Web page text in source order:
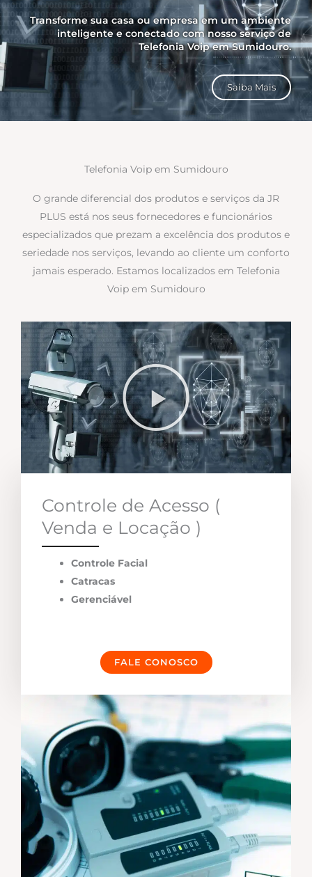
Transforme sua casa ou empresa em um ambiente
inteligente e conectado com nosso serviço de
Telefonia Voip em Sumidouro.
Saiba Mais
Telefonia Voip em Sumidouro
O grande diferencial dos produtos e serviços da JR
PLUS está nos seus fornecedores e funcionários
especializados que prezam a excelência dos produtos e
seriedade nos serviços, levando ao cliente um conforto
jamais esperado. Estamos localizados em Telefonia
Voip em Sumidouro
Controle de Acesso (
Venda e Locação )
Controle Facial
Catracas
Gerenciável
FALE CONOSCO